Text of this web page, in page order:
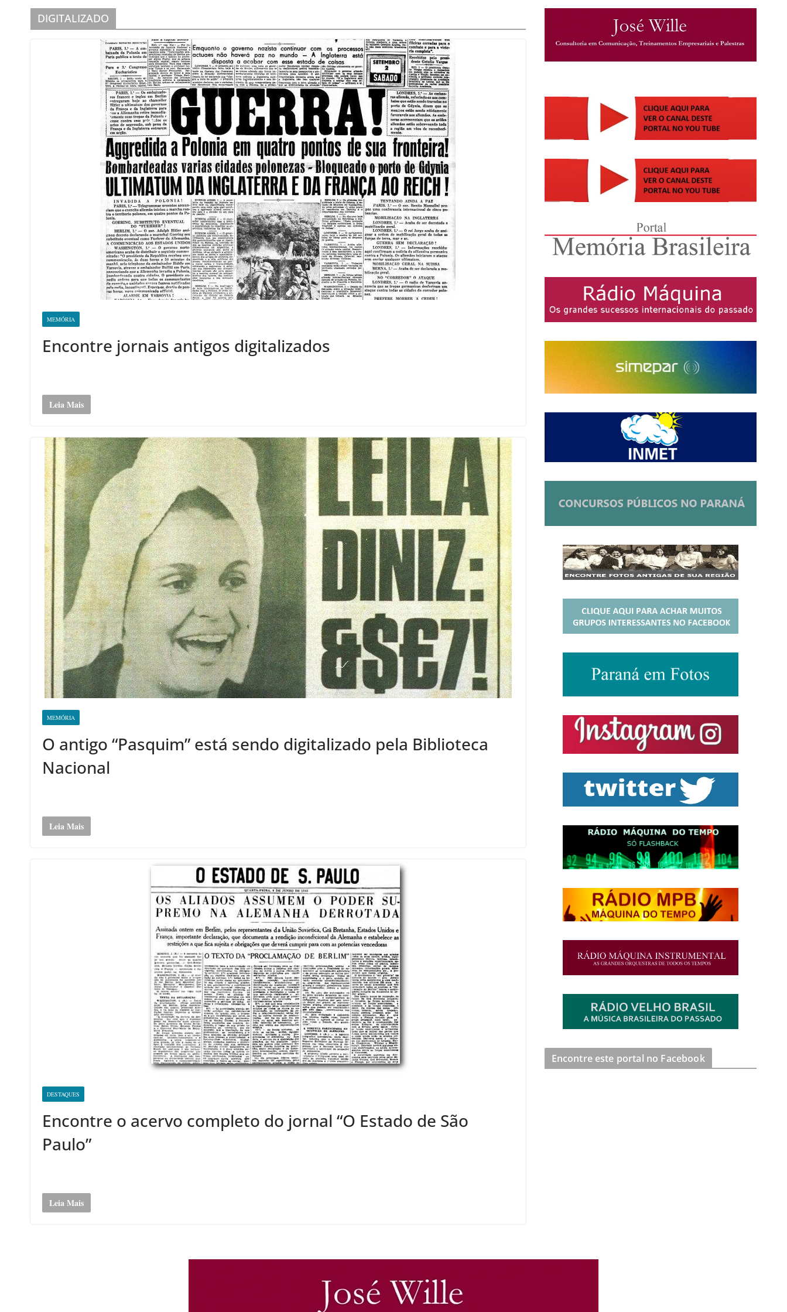
DIGITALIZADO
MEMÓRIA
Encontre jornais antigos digitalizados
Leia Mais
MEMÓRIA
O antigo “Pasquim” está sendo digitalizado pela Biblioteca
Nacional
Leia Mais
DESTAQUES
Encontre o acervo completo do jornal “O Estado de São
Paulo”
Leia Mais
Encontre este portal no Facebook